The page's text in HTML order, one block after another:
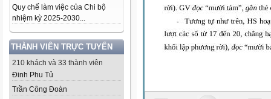
Quy chế làm việc của Chi bộ
nhiệm kỳ 2025-2030...
THÀNH VIÊN TRỰC TUYẾN
210 khách và 33 thành viên
Đinh Phu Tủ
Trần Công Đoàn